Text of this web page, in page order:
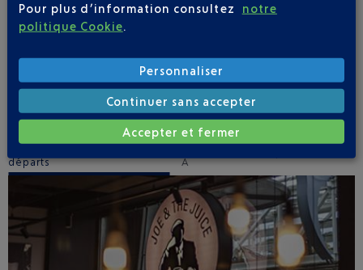
l'extérieur, au terminal 1 accessible depuis le centre de Ville
de Nice par le Tramway.
*Photos et vidéos non contractuelles – Plats donnés à titre
indicatif pouvant varier selon la saison, les arrivages et la carte.
EMPLACEMENT(S)
départs
A
Pour plus d’information consultez
notre
politique Cookie.
Personnaliser
Continuer sans accepter
Accepter et fermer